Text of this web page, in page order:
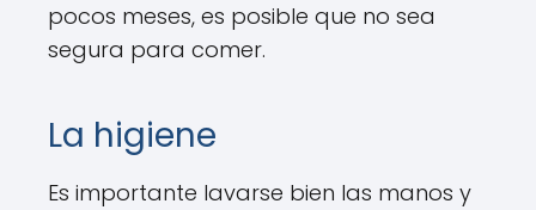
pocos meses, es posible que no sea
segura para comer.
La higiene
Es importante lavarse bien las manos y